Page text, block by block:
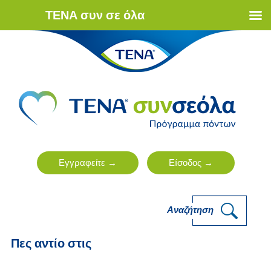
Αναζήτηση
Πες αντίο στις
ΤΕΝΑ συν σε όλα